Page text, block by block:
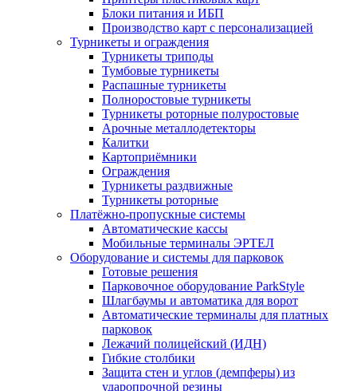
Блоки питания и ИБП
Производство карт с персонализацией
Турникеты и ограждения
Турникеты триподы
Тумбовые турникеты
Распашные турникеты
Полноростовые турникеты
Турникеты роторные полуростовые
Арочные металлодетекторы
Калитки
Картоприёмники
Ограждения
Турникеты раздвижные
Турникеты роторные
Платёжно-пропускные системы
Автоматические кассы
Мобильные терминалы ЭРТЕЛ
Оборудование и системы для парковок
Готовые решения
Парковочное оборудование ParkStyle
Шлагбаумы и автоматика для ворот
Автоматические терминалы для платных
парковок
Лежачий полицейский (ИДН)
Гибкие столбики
Защита стен и углов (демпферы) из
ударопрочной резины